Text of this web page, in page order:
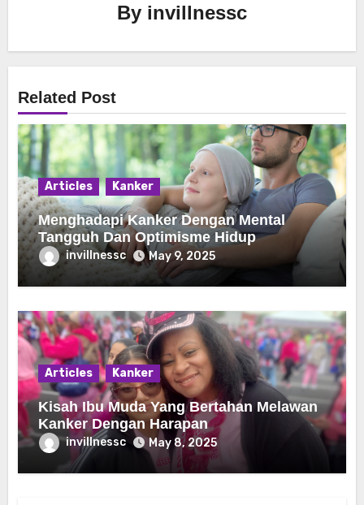
By invillnessc
Related Post
Articles Kanker
Menghadapi Kanker Dengan Mental
Tangguh Dan Optimisme Hidup
invillnessc May 9, 2025
Articles Kanker
Kisah Ibu Muda Yang Bertahan Melawan
Kanker Dengan Harapan
invillnessc May 8, 2025